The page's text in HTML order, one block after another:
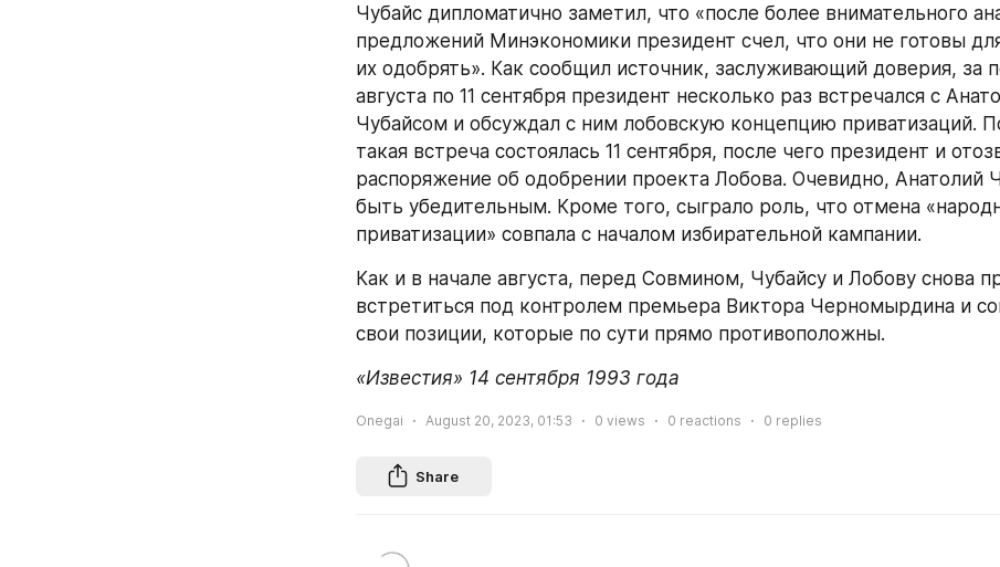
Чубайс дипломатично заметил, что «после более внимательного
предложений Минэкономики президент счел, что они не готовы
их одобрять». Как сообщил источник, заслуживающий доверия, за
августа по 11 сентября президент несколько раз встречался с
Чубайсом и обсуждал с ним лобовскую концепцию приватизаций.
такая встреча состоялась 11 сентября, после чего президент и
распоряжение об одобрении проекта Лобова. Очевидно, Анатолий
быть убедительным. Кроме того, сыграло роль, что отмена
приватизации» совпала с началом избирательной кампании.
Как и в начале августа, перед Совмином, Чубайсу и Лобову снова
встретиться под контролем премьера Виктора Черномырдина и
свои позиции, которые по сути прямо противоположны.
«Известия» 14 сентября 1993 года
Onegai August 20, 2023, 01:53 0 views 0 reactions 0 replies
Share